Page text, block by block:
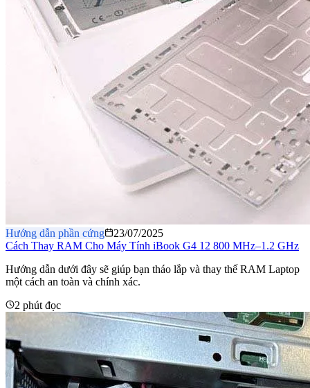
Hướng dẫn phần cứng
23/07/2025
Cách Thay RAM Cho Máy Tính iBook G4 12 800 MHz–1.2 GHz
Hướng dẫn dưới đây sẽ giúp bạn tháo lắp và thay thế RAM Laptop
một cách an toàn và chính xác.
2 phút đọc